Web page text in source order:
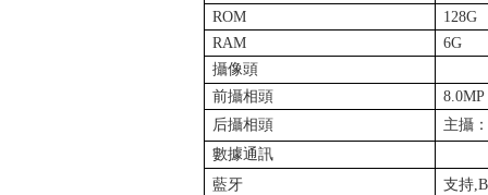
ROM
128G
RAM
6G
攝像頭
前攝相頭
8.0MP
后攝相頭
主攝
數據通訊
藍牙
支持